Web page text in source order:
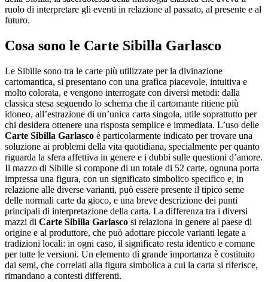
ruolo di interpretare gli eventi in relazione al passato, al presente e al
futuro.
Cosa sono le Carte Sibilla Garlasco
Le Sibille sono tra le carte più utilizzate per la divinazione
cartomantica, si presentano con una grafica piacevole, intuitiva e
molto colorata, e vengono interrogate con diversi metodi: dalla
classica stesa seguendo lo schema che il cartomante ritiene più
idoneo, all’estrazione di un’unica carta singola, utile soprattutto per
chi desidera ottenere una risposta semplice e immediata. L’uso delle
Carte Sibilla Garlasco è particolarmente indicato per trovare una
soluzione ai problemi della vita quotidiana, specialmente per quanto
riguarda la sfera affettiva in genere e i dubbi sulle questioni d’amore.
Il mazzo di Sibille si compone di un totale di 52 carte, ognuna porta
impressa una figura, con un significato simbolico specifico e, in
relazione alle diverse varianti, può essere presente il tipico seme
delle normali carte da gioco, e una breve descrizione dei punti
principali di interpretazione della carta. La differenza tra i diversi
mazzi di Carte Sibilla Garlasco si relaziona in genere al paese di
origine e al produttore, che può adottare piccole varianti legate a
tradizioni locali: in ogni caso, il significato resta identico e comune
per tutte le versioni. Un elemento di grande importanza è costituito
dai semi, che correlati alla figura simbolica a cui la carta si riferisce,
rimandano a contesti differenti.